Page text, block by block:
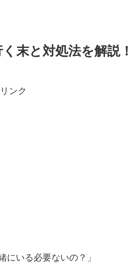
末と対処法を解説！
ンク
にいる必要ないの？」